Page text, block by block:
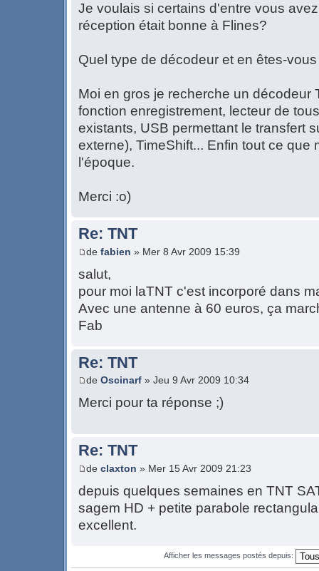
Je voulais si certains d'entre vous
réception était bonne à Flines?
Quel type de décodeur et en êtes-
Moi en gros je recherche un décodeur
fonction enregistrement, lecteur de
existants, USB permettant le transfert
externe), TimeShift... Enfin tout ce que
l'époque.
Merci :o)
Re: TNT
de fabien » Mer 8 Avr 2009 15:39
salut,
pour moi laTNT c'est incorporé dans
Avec une antenne à 60 euros, ça
Fab
Re: TNT
de Oscinarf » Jeu 9 Avr 2009 10:34
Merci pour ta réponse ;)
Re: TNT
de claxton » Mer 15 Avr 2009 21:23
depuis quelques semaines en TNT
sagem HD + petite parabole
excellent.
Afficher les messages postés depuis: